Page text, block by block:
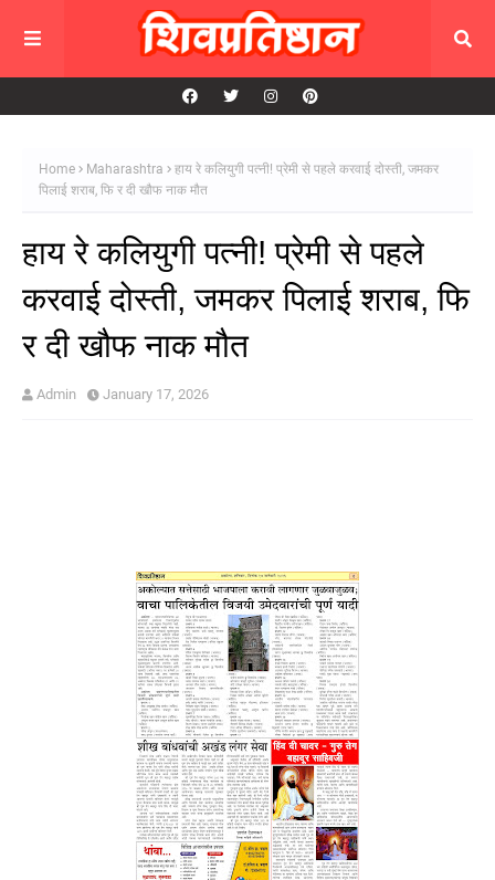
Home Maharashtra
हाय रे कलियुगी पत्नी! प्रेमी से पहले करवाई दोस्ती, जमकर
पिलाई शराब, फि र दी खौफ नाक मौत
हाय रे कलियुगी पत्नी! प्रेमी से पहले
करवाई दोस्ती, जमकर पिलाई शराब, फि
र दी खौफ नाक मौत
Admin January 17, 2026